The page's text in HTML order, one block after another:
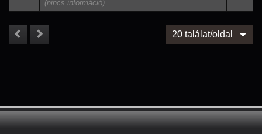
20 találat/oldal